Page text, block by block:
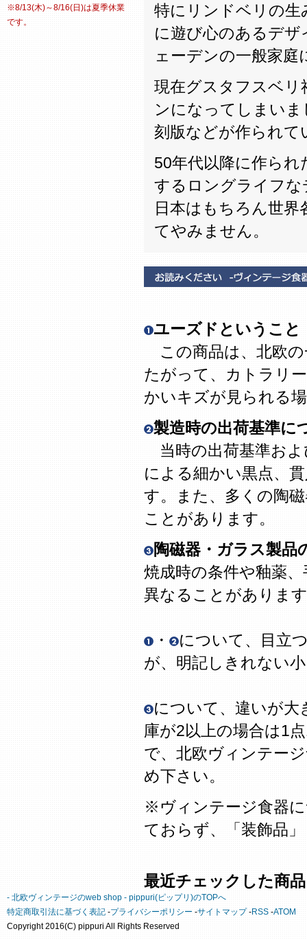
特にリンドベリの
に遊び心のあるデ
ェーデンの一般家
現在グスタフスベ
ンになってしまい
刻版などが作られて
50年代以降に作ら
するロングライフ
日本はもちろん世
てやみません。
ユーズドということ
この商品は、北欧の
たがって、カトラリ
かいキズが見られる
製造時の出荷基準に
当時の出荷基準およ
による細かい黒点、
す。また、多くの陶
ことがあります。
陶磁器・ガラス製品
焼成時の条件や釉薬
異なることがありま
・
について、目立
が、明記しきれない
について、違いが
庫が2以上の場合は1
で、北欧ヴィンテー
め下さい。
※ヴィンテージ食器
ておらず、「装飾品
最近チェックした商品
※8/13(木)～8/16(日)は夏季休業
です。
- 北欧ヴィンテージのweb shop - pippuri(ピップリ)のTOPへ
特定商取引法に基づく表記 -プライバシーポリシー -サイトマップ-RSS -ATOM
Copyright 2016(C) pippuri All Rights Reserved